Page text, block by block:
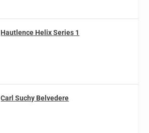
Hautlence Helix Series 1
Carl Suchy Belvedere